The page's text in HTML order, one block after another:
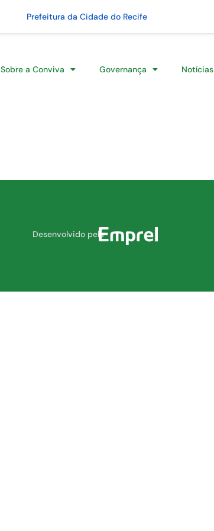
Prefeitura da Cidade do Recife
Sobre a Conviva Governança Notícias
Desenvolvido pela